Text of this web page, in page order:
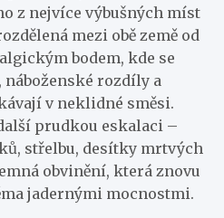
z nejvíce výbušných míst
mezi obě země od
bodem, kde se
rozdíly a
v neklidné směsi.
prudkou eskalaci –
střelbu, desítky mrtvých
obvinění, která znovu
jadernými mocnostmi.